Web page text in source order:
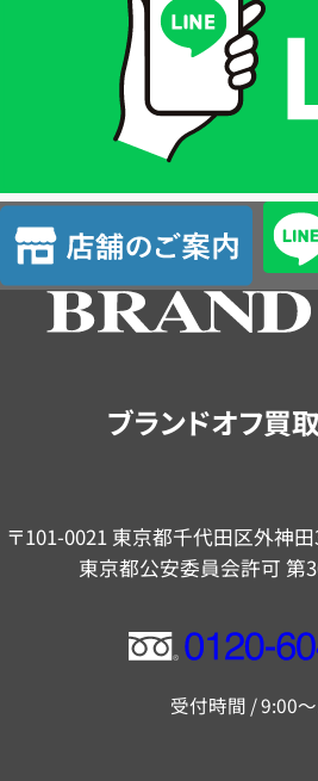
査
定
店
舗
の
ブランドオフ買
〒101-0021 東京都千代田区外神
東京都公安委員会許可 第
フ
ー
受付時間 / 9:00